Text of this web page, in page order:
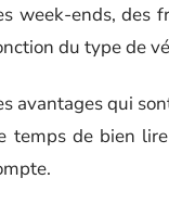
week-ends, des
du type de
avantages qui
temps de bien